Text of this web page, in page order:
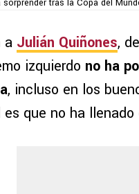
tras la Copa del
a Julián Quiñones,
izquierdo no ha
, incluso en los
que no ha llenado